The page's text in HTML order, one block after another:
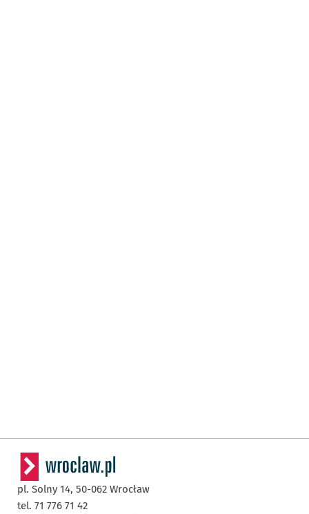
pl. Solny 14, 50-062 Wrocław
tel. 71 776 71 42